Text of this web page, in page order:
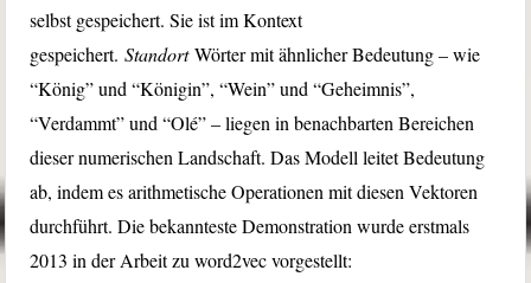
selbst gespeichert. Sie ist im Kontext
gespeichert.StandortWörter mit ähnlicher Bedeutung – wie
“König” und “Königin”, “Wein” und “Geheimnis”,
“Verdammt” und “Olé” – liegen in benachbarten Bereichen
dieser numerischen Landschaft. Das Modell leitet Bedeutung
ab, indem es arithmetische Operationen mit diesen Vektoren
durchführt. Die bekannteste Demonstration wurde erstmals
2013 in der Arbeit zu word2vec vorgestellt: